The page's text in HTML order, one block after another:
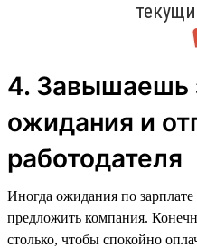
4. Завышаешь
ожидания и
работодателя
Иногда ожидания по
предложить компания.
столько, чтобы спокойно